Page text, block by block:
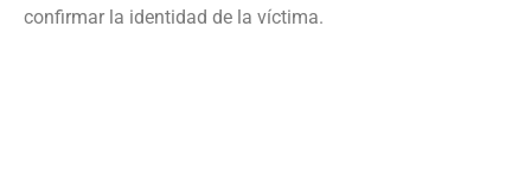
confirmar la identidad de la víctima.